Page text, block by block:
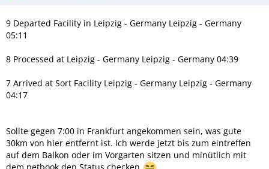
9 Departed Facility in Leipzig - Germany Leipzig - Germany
05:11
8 Processed at Leipzig - Germany Leipzig - Germany 04:39
7 Arrived at Sort Facility Leipzig - Germany Leipzig - Germany
04:17
Sollte gegen 7:00 in Frankfurt angekommen sein, was gute
30km von hier entfernt ist. Ich werde jetzt bis zum eintreffen
auf dem Balkon oder im Vorgarten sitzen und minütlich mit